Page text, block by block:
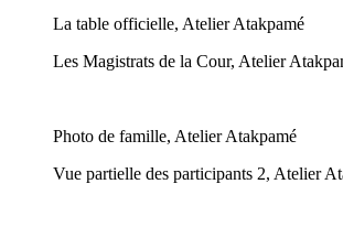
La table officielle, Atelier Atakpamé
Les Magistrats de la Cour, Atelier
Photo de famille, Atelier Atakpamé
Vue partielle des participants 2, Atelier